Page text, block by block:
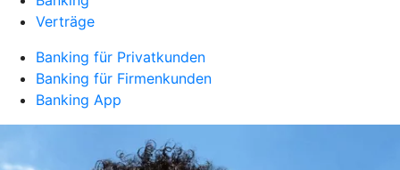
Verträge
Banking für Privatkunden
Banking für Firmenkunden
Banking App